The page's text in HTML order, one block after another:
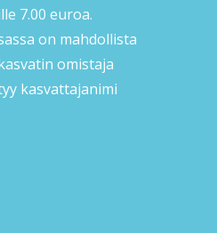
7.00 euroa.
on mahdollista
omistaja
kasvattajanimi